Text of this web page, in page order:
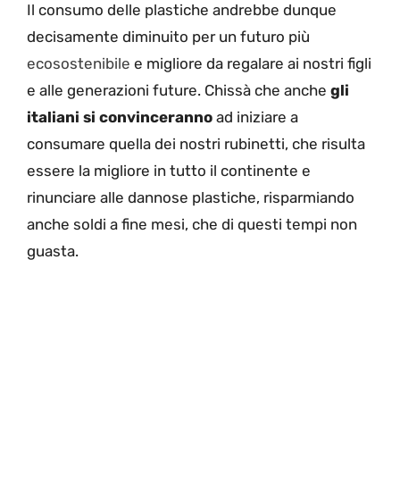
Il consumo delle plastiche andrebbe dunque
decisamente diminuito per un futuro più
ecosostenibile e migliore da regalare ai nostri figli
e alle generazioni future. Chissà che anche gli
italiani si convinceranno ad iniziare a
consumare quella dei nostri rubinetti, che risulta
essere la migliore in tutto il continente e
rinunciare alle dannose plastiche, risparmiando
anche soldi a fine mesi, che di questi tempi non
guasta.